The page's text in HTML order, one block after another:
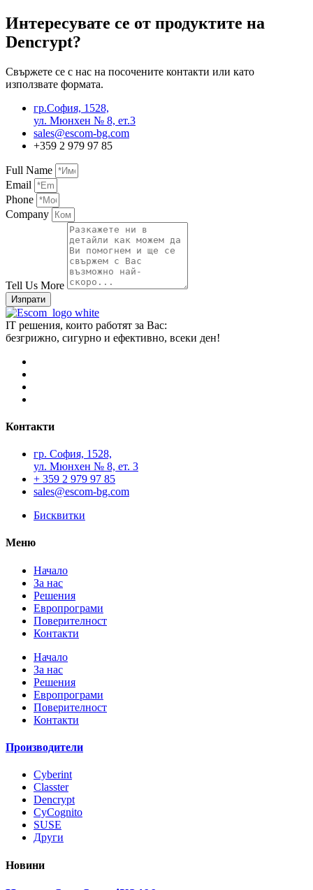
Интересувате се от продуктите на
Dencrypt?
Свържете се с нас на посочените контакти или като
използвате формата.
гр.София, 1528,
ул. Мюнхен № 8, eт.3
sales@escom-bg.com
+359 2 979 97 85
Full Name
Email
Phone
Company
Tell Us More
Изпрати
IT решения, които работят за Вас:
безгрижно, сигурно и ефективно, всеки ден!
Контакти
гр. София, 1528,
ул. Мюнхен № 8, eт. 3
+ 359 2 979 97 85
sales@escom-bg.com
Бисквитки
Меню
Начало
За нас
Решения
Европрограми
Поверителност
Контакти
Начало
За нас
Решения
Европрограми
Поверителност
Контакти
Производители
Cyberint
Classter
Dencrypt
CyCognito
SUSE
Други
Новини